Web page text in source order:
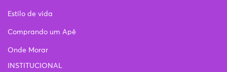
Estilo de vida
Comprando um Apê
Onde Morar
INSTITUCIONAL